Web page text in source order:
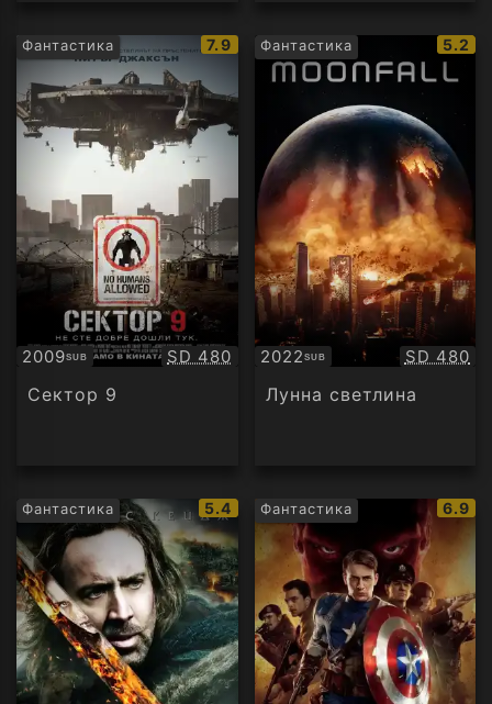
Фантастика
IMDb
рейтинг:
7.9
2009SUB
Субтитри Качество:
SD 480
Сектор 9
Фантастика
IMDb
5.2
2022SUB
Субтитри SD 480
Лунна светлина
Фантастика
IMDb
рейтинг:
5.4 Фантастика
IMDb
6.9